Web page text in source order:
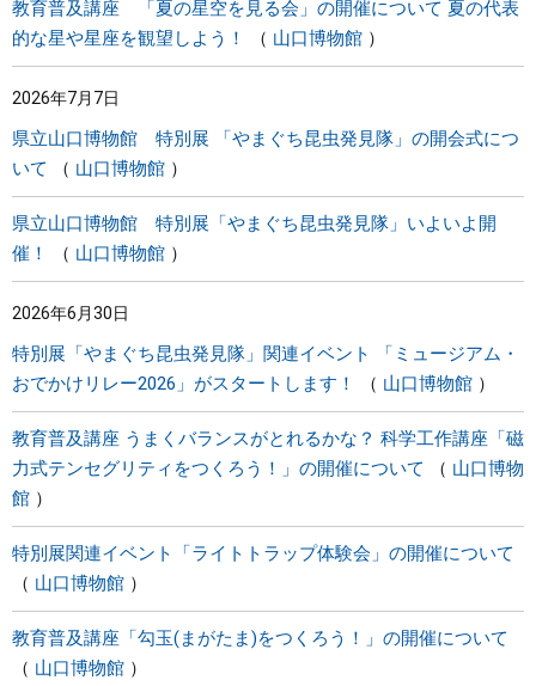
教育普及講座 「夏の星空を見る会」の開催について 夏の代表
的な星や星座を観望しよう！
山口博物館
2026年7月7日
県立山口博物館 特別展 「やまぐち昆虫発見隊」の開会式につ
いて
山口博物館
県立山口博物館 特別展「やまぐち昆虫発見隊」いよいよ開
催！
山口博物館
2026年6月30日
特別展「やまぐち昆虫発見隊」関連イベント 「ミュージアム・
おでかけリレー2026」がスタートします！
山口博物館
教育普及講座 うまくバランスがとれるかな？ 科学工作講座「磁
力式テンセグリティをつくろう！」の開催について
山口博物
館
特別展関連イベント「ライトトラップ体験会」の開催について
山口博物館
教育普及講座「勾玉(まがたま)をつくろう！」の開催について
山口博物館